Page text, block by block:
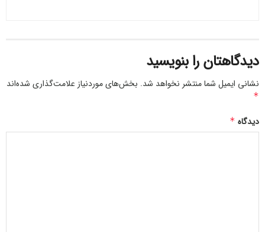
بیمارستان‌های سعودی یا در بیمارستان مرکز پزشکی حج جمعیت
هلال‌احمر بستری هستند و نیاز به ادامه درمان دارند، بر اساس نظر
متخصصان، چنانچه بتوانند مسیر مکه تا ایران را تحمل کنند، با
نخستین پرواز به کشور بازگردانده خواهند شد تا روند درمان را در
داخل ادامه دهند.
دیدگاهتان را بنویسید
نشانی ایمیل شما منتشر نخواهد شد. بخش‌های موردنیاز علامت‌گذاری شده‌اند
*
دیدگاه*